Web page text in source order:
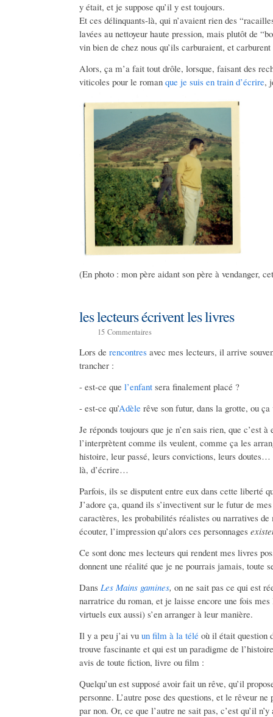
y était, et je suppose qu’il y est toujours.
Et ces délinquants-là, qui n’avaient rien des
lavées au nettoyeur haute pression, mais plutôt de
vin bien de chez nous qu’ils carburaient, et
Alors, ça m’a fait tout drôle, lorsque, faisant des
viticoles pour le roman que je suis en train d’écrire,
(En photo : mon père aidant son père à vendanger,
les lecteurs écrivent les livres
15 Commentaires
Lors de rencontres avec mes lecteurs, il arrive
trancher :
- est-ce que l’enfant sera finalement placé ?
- est-ce qu’Adèle rêve son futur, dans la grotte, ou
Je réponds toujours que je n’en sais rien, que c’est
l’interprètent comme ils veulent, comme ça les
histoire, leur passé, leurs convictions, leurs doutes…
là, d’écrire…
Parfois, ils se disputent entre eux dans cette liberté
J’adore ça, quand ils s’invectivent sur le futur de
caractères, les probabilités réalistes ou narratives de
écouter, l’impression qu’alors ces personnages
Ce sont donc mes lecteurs qui rendent mes livres
donnent une réalité que je ne pourrais jamais, toute
Dans Les Mains gamines, on ne sait pas ce qui est
narratrice du roman, et je laisse encore une fois
virtuels eux aussi) s’en arranger à leur manière.
Il y a peu j’ai vu un film à la télé où il était question
trouve fascinante et qui est un paradigme de
avis de toute fiction, livre ou film :
Quelqu’un est supposé avoir fait un rêve, qu’il
personne. L’autre pose des questions, et le rêveur
par non. Or, ce que l’autre ne sait pas, c’est qu’il